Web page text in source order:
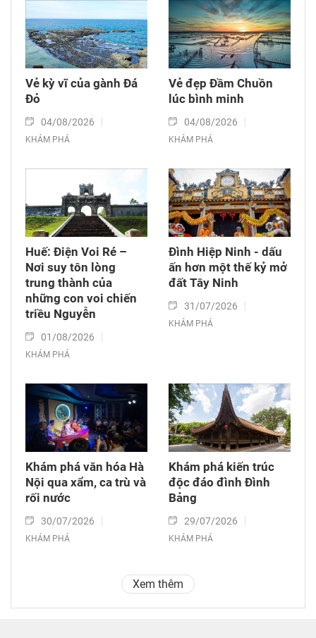
Vẻ kỳ vĩ của gành Đá
Đỏ
04/08/2026
KHÁM PHÁ
Vẻ đẹp Đầm Chuồn
lúc bình minh
04/08/2026
KHÁM PHÁ
Huế: Điện Voi Ré –
Nơi suy tôn lòng
trung thành của
những con voi chiến
triều Nguyễn
01/08/2026
KHÁM PHÁ
Đình Hiệp Ninh - dấu
ấn hơn một thế kỷ mở
đất Tây Ninh
31/07/2026
KHÁM PHÁ
Khám phá văn hóa Hà
Nội qua xẩm, ca trù và
rối nước
30/07/2026
KHÁM PHÁ
Khám phá kiến trúc
độc đáo đình Đình
Bảng
29/07/2026
KHÁM PHÁ
Xem thêm